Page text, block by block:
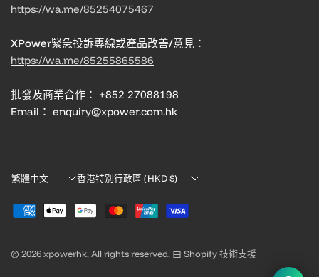
https://wa.me/85254075467
XPower緊急投訴專線或產品改善/意見：
https://wa.me/85255865586
批發及商業合作： +852 27088198
Email： enquiry@xpower.com.hk
Translation
zh-
TW.localization.update_country
Translation
zh-
TW.localization.update_country
© 2026 xpowerhk, All rights reserved. 由 Shopify 技術支援